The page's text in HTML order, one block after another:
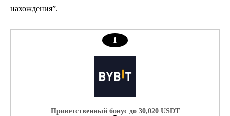
нахождения”.
1
Приветственный бонуc до 30,020 USDT